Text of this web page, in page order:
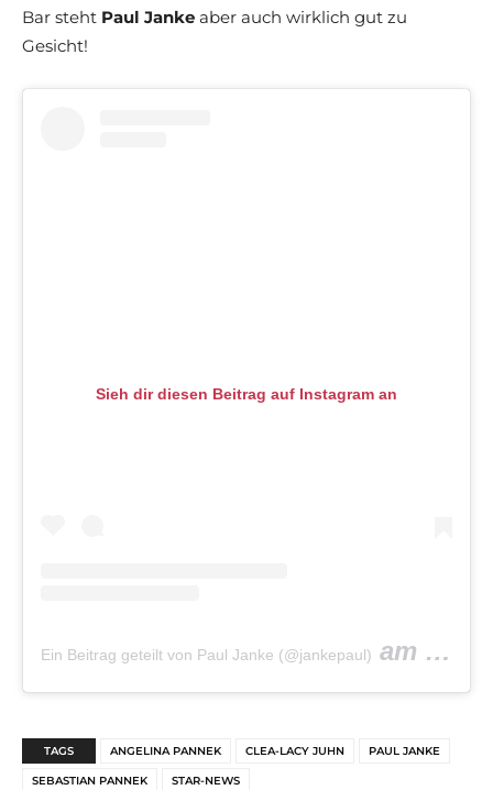
Bar steht Paul Janke aber auch wirklich gut zu
Gesicht!
Sieh dir diesen Beitrag auf Instagram an
Ein Beitrag geteilt von Paul Janke (@jankepaul) am Okt 15,
TAGS ANGELINA PANNEK CLEA-LACY JUHN PAUL JANKE
SEBASTIAN PANNEK STAR-NEWS